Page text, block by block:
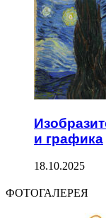
и графика
18.10.2025
ФОТОГАЛЕРЕЯ